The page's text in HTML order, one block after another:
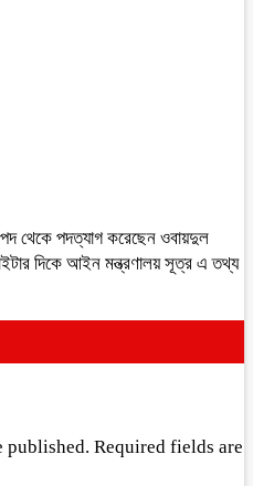
পদ থেকে পদত্যাগ করেছেন ওবায়দুল
দিকে আইন মন্ত্রণালয় সূত্র এ তথ্য
published. Required fields are